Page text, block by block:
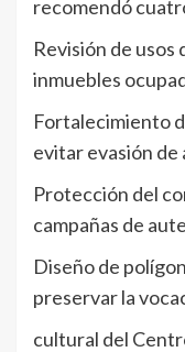
recomendó
Revisión de usos
inmuebles
Fortalecimiento
evitar evasión de
Protección del
campañas de
Diseño de
preservar la
cultural del